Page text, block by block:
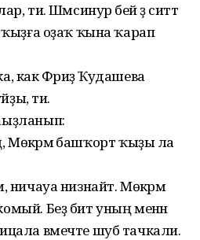
ти. Шәмсинур әбей ҙә ситтә
оҙаҡ ҡына ҡарап
как Фәриҙә Ҡудашева
ти.
Мөкәрәмә башҡорт ҡыҙы ла
низнайт. Мөкәрәмә
Беҙ бит уның менән
вмечте шуб тачкали.